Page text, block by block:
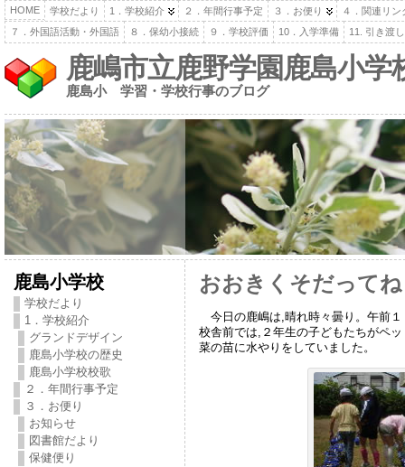
HOME 学校だより 1．学校紹介 ２．年間行事予定 ３．お便り
４．関連リン
７．外国語活動・外国語
８．保幼小接続 ９．学校評価 10．入学準備 11. 引き渡
鹿嶋市立鹿野学園鹿島小学
鹿島小 学習・学校行事のブログ
鹿島小学校
学校だより
1．学校紹介
グランドデザイン
鹿島小学校の歴史
鹿島小学校校歌
２．年間行事予定
３．お便り
お知らせ
図書館だより
保健便り
おおきくそだって
今日の鹿嶋は,晴れ時々曇り。午前
校舎前では,２年生の子どもたちがペ
菜の苗に水やりをしていました。